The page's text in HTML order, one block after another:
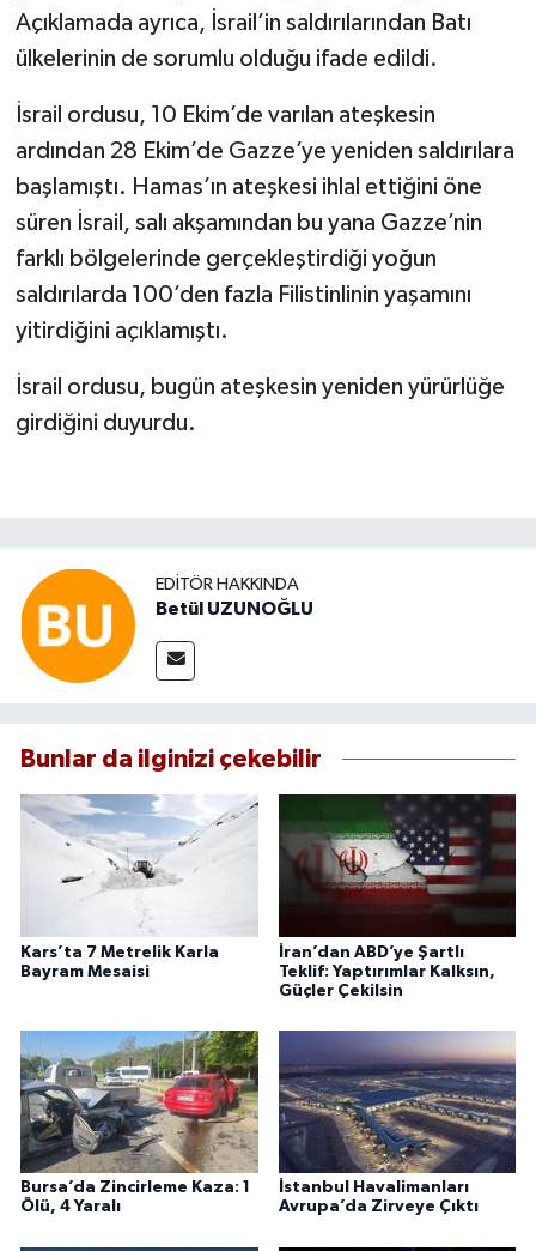
Açıklamada ayrıca, İsrail’in saldırılarından Batı
ülkelerinin de sorumlu olduğu ifade edildi.
İsrail ordusu, 10 Ekim’de varılan ateşkesin
ardından 28 Ekim’de Gazze’ye yeniden saldırılara
başlamıştı. Hamas’ın ateşkesi ihlal ettiğini öne
süren İsrail, salı akşamından bu yana Gazze’nin
farklı bölgelerinde gerçekleştirdiği yoğun
saldırılarda 100’den fazla Filistinlinin yaşamını
yitirdiğini açıklamıştı.
İsrail ordusu, bugün ateşkesin yeniden yürürlüğe
girdiğini duyurdu.
EDITÖR HAKKINDA
Betül UZUNOĞLU
Bunlar da ilginizi çekebilir
Kars’ta 7 Metrelik Karla
Bayram Mesaisi
İran’dan ABD’ye Şartlı
Teklif: Yaptırımlar Kalksın,
Güçler Çekilsin
Bursa’da Zincirleme Kaza: 1
Ölü, 4 Yaralı
İstanbul Havalimanları
Avrupa’da Zirveye Çıktı